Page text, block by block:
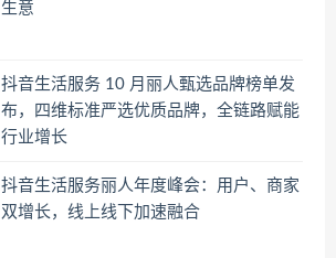
生意
抖音生活服务 10 月丽人甄选品牌榜单发
布，四维标准严选优质品牌，全链路赋能
行业增长
抖音生活服务丽人年度峰会：用户、商家
双增长，线上线下加速融合